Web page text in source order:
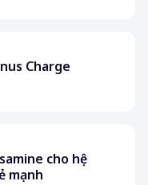
Charge
cho hệ
mạnh